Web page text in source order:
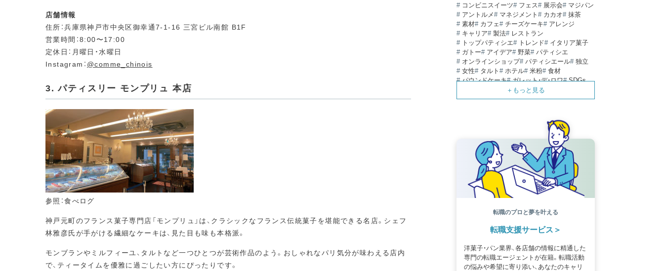
店舗情報
住所：兵庫県神戸市中央区御幸通7-1-16 三宮ビル南館 B1F
営業時間：8:00〜17:00
定休日：月曜日・水曜日
Instagram： @comme_chinois
3. パティスリー モンプリュ 本店
参照：食べログ
神戸元町のフランス菓子専門店「モンプリュ」は、クラシックなフランス伝統菓子を堪能できる名店。シェフ
林雅彦氏が手がける繊細なケーキは、見た目も味も本格派。
モンブランやミルフィーユ、タルトなど一つひとつが芸術作品のよう。おしゃれなパリ気分が味わえる店内
で、ティータイムを優雅に過ごしたい方にぴったりです。
コンビニスイーツ フェス 展示会
マジパン
アントルメ
マネジメント カカオ
抹茶
素材
カフェ チーズケーキ
アレンジ
キャリア
製法
レストラン
トップパティシエ
トレンド
イタリア菓子
ガトー
アイデア 野菜
パティシエ
オンラインショップ
パティシエール
独立
女性
タルト ホテル 米粉
食材
パウンドケーキ
ガレット・デ・ロワ
SDGs
モンブラン
書籍紹介
基礎知識
海外 イースター
フルーツ
コンテスト
販売促進
就職活動
スイーツ
IT 業界事情
講習会
潜入レポート
クリスマス
新人パティシエ
インタビュー
アンケート
働き方
フリーランス
専門店 コロナ対策
デザイン
ウェデイングケーキ
バレンタイン
ショコラティエ
アジア
ベーカリー
ワークライフバランス
生菓子
オーブン担当
チョコレート
身体のケア
転職のプロと夢を叶える
転職支援サービス
洋菓子・パン業界、各店舗の情報に精通した
専門の転職エージェントが在籍。転職活動
の悩みや希望に寄り添い、あなたのキャリ